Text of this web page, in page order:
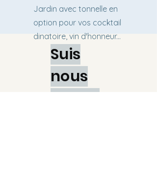
Jardin avec tonnelle en
option pour vos cocktail
dinatoire, vin d'honneur...
Suis
nous
sur les